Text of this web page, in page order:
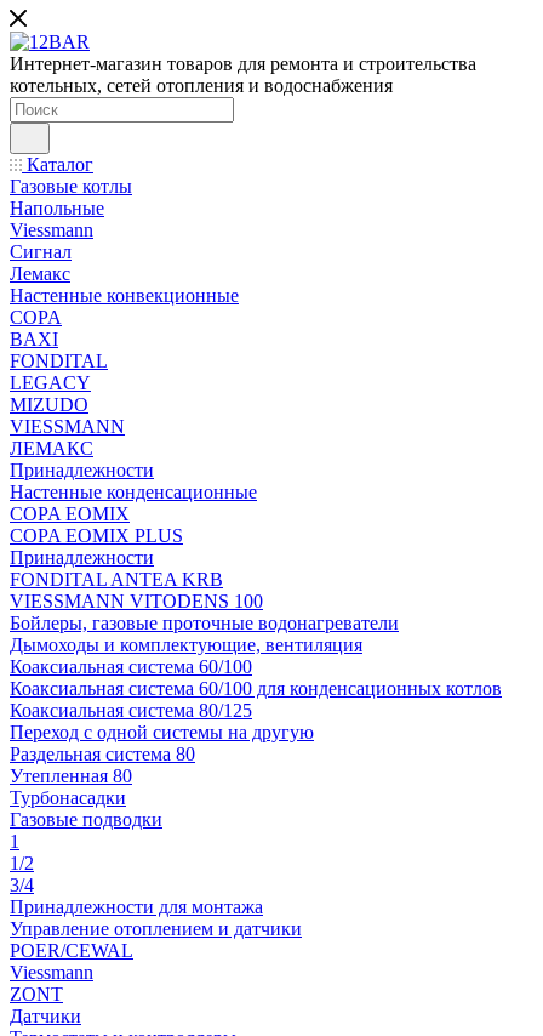
Интернет-магазин товаров для ремонта и строительства
котельных, сетей отопления и водоснабжения
Каталог
Газовые котлы
Напольные
Viessmann
Сигнал
Лемакс
Настенные конвекционные
COPA
BAXI
FONDITAL
LEGACY
MIZUDO
VIESSMANN
ЛЕМАКС
Принадлежности
Настенные конденсационные
COPA EOMIX
COPA EOMIX PLUS
Принадлежности
FONDITAL ANTEA KRB
VIESSMANN VITODENS 100
Бойлеры, газовые проточные водонагреватели
Дымоходы и комплектующие, вентиляция
Коаксиальная система 60/100
Коаксиальная система 60/100 для конденсационных котлов
Коаксиальная система 80/125
Переход с одной системы на другую
Раздельная система 80
Утепленная 80
Турбонасадки
Газовые подводки
1
1/2
3/4
Принадлежности для монтажа
Управление отоплением и датчики
POER/CEWAL
Viessmann
ZONT
Датчики